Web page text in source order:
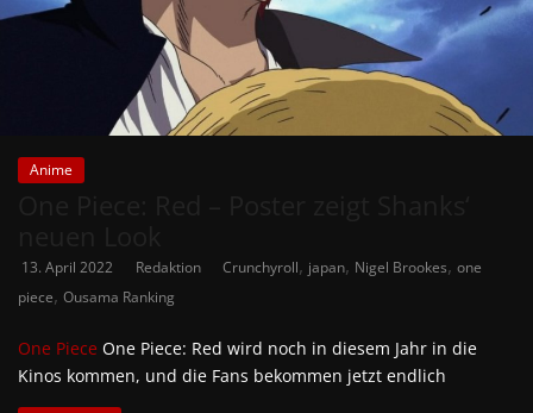
Anime
13. April 2022 Redaktion Crunchyroll, japan, Nigel Brookes, one
piece, Ousama Ranking
One Piece One Piece: Red wird noch in diesem Jahr in die
Kinos kommen, und die Fans bekommen jetzt endlich